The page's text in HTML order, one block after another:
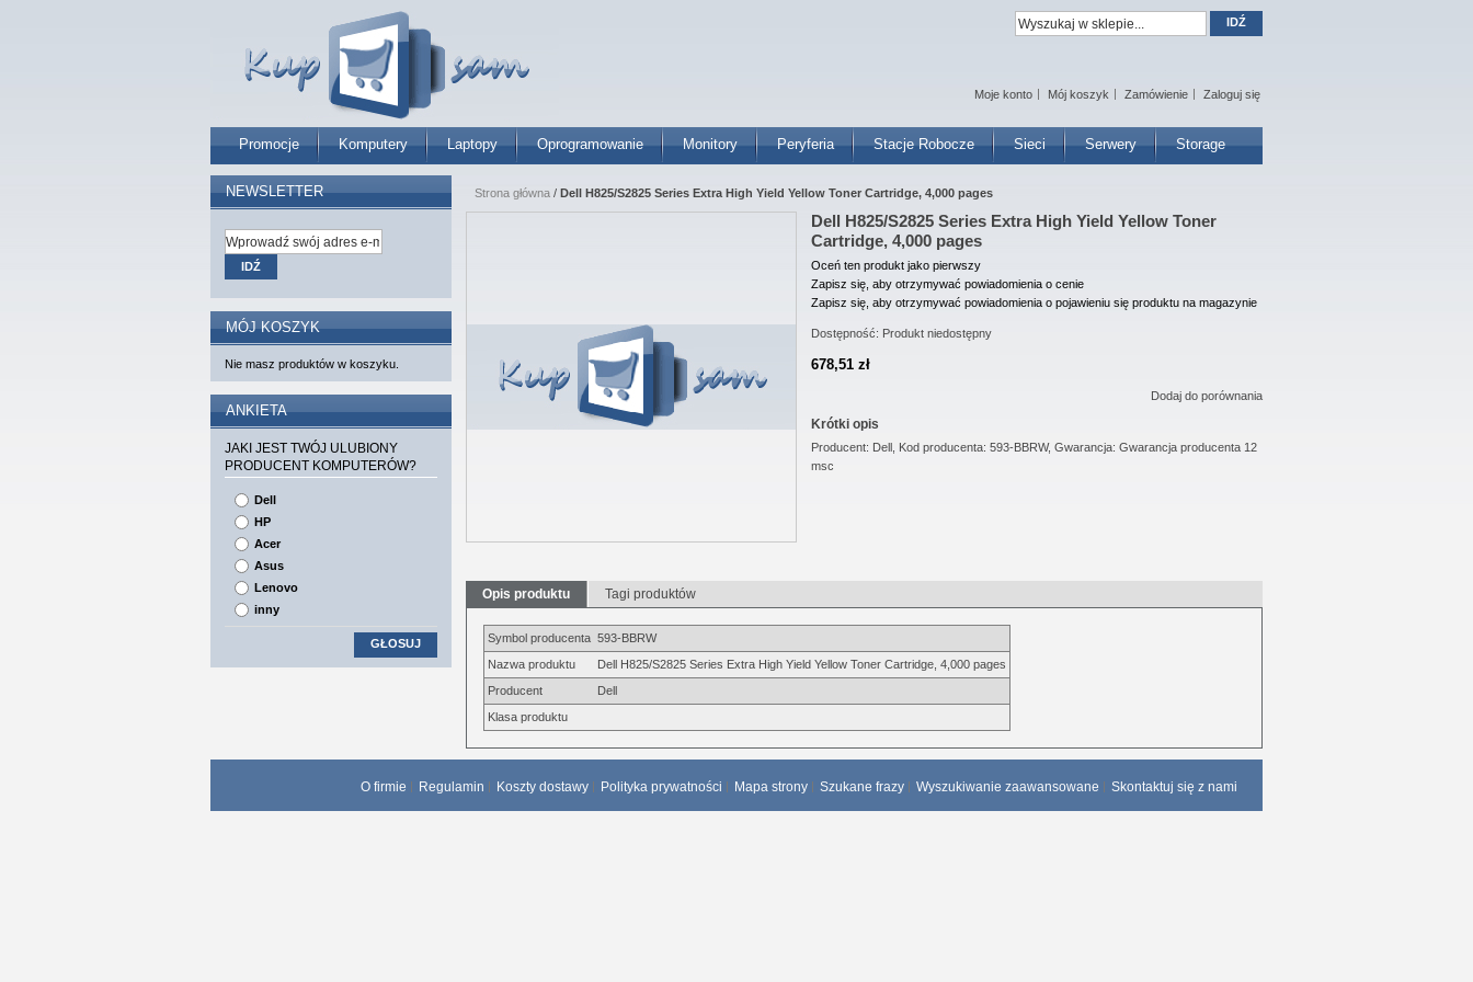
Promocje Komputery Laptopy Oprogramowanie Monitory Peryferia Stacje Robocze Sieci Serwery Storage
Moje konto Mój koszyk Zamówienie Zaloguj się
IDŹ
Strona główna / Dell H825/S2825 Series Extra High Yield Yellow Toner Cartridge, 4,000 pages
Dell H825/S2825 Series Extra High Yield Yellow Toner
Cartridge, 4,000 pages
Oceń ten produkt jako pierwszy
Zapisz się, aby otrzymywać powiadomienia o cenie
Zapisz się, aby otrzymywać powiadomienia o pojawieniu się produktu na magazynie
Dostępność: Produkt niedostępny
678,51 zł
Dodaj do porównania
Krótki opis
Producent: Dell, Kod producenta: 593-BBRW, Gwarancja: Gwarancja producenta 12
msc
Opis produktu Tagi produktów
Symbol producenta 593-BBRW
Nazwa produktu
Dell H825/S2825 Series Extra High Yield Yellow Toner Cartridge, 4,000 pages
Producent
Dell
Klasa produktu
NEWSLETTER
IDŹ
MÓJ KOSZYK
Nie masz produktów w koszyku.
ANKIETA
JAKI JEST TWÓJ ULUBIONY
PRODUCENT KOMPUTERÓW?
Dell
HP
Acer
Asus
Lenovo
inny
GŁOSUJ
O firmie Regulamin Koszty dostawy Polityka prywatności Mapa strony Szukane frazy Wyszukiwanie zaawansowane Skontaktuj się z nami